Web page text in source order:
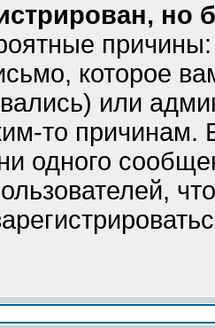
но
которое
или
то
одного